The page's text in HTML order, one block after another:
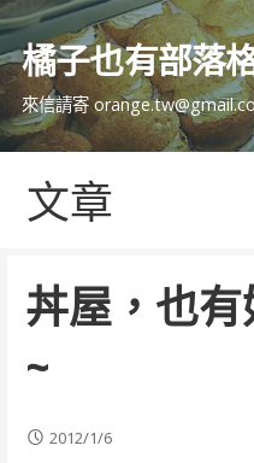
跳
主
內
橘子也有部落
來信請寄
文章
丼屋，也
~
2012/1/6